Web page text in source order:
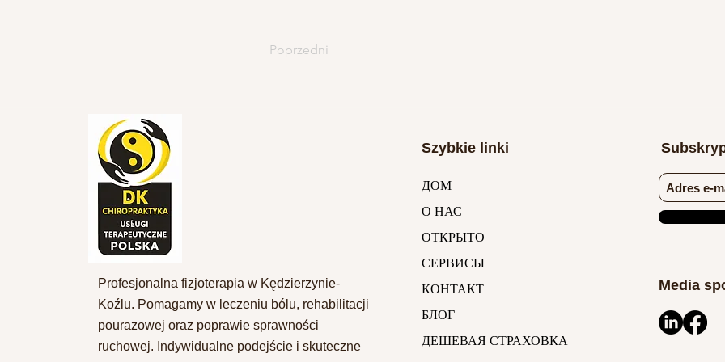
Poprzedni
Profesjonalna fizjoterapia w Kędzierzynie-
Koźlu. Pomagamy w leczeniu bólu, rehabilitacji
pourazowej oraz poprawie sprawności
ruchowej. Indywidualne podejście i skuteczne
Szybkie linki
ДОМ
О НАС
ОТКРЫТО
СЕРВИСЫ
КОНТАКТ
БЛОГ
ДЕШЕВАЯ СТРАХОВКА
Media